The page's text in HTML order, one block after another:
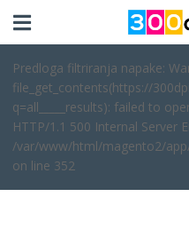
Predloga filtriranja napake:
file_get_contents(https://
q=all_____results): failed to
HTTP/1.1 500 Internal Server
/var/www/html/magento2/
on line 352